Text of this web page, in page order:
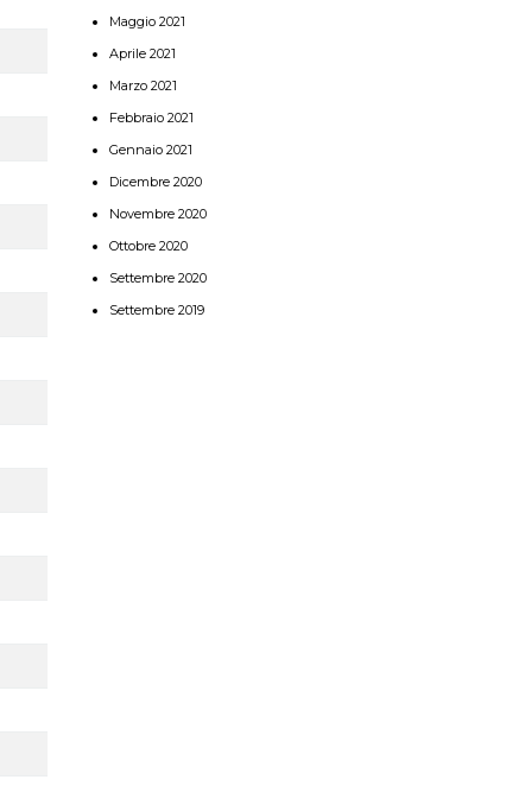
Maggio 2021
Aprile 2021
Marzo 2021
Febbraio 2021
Gennaio 2021
Dicembre 2020
Novembre 2020
Ottobre 2020
Settembre 2020
Settembre 2019